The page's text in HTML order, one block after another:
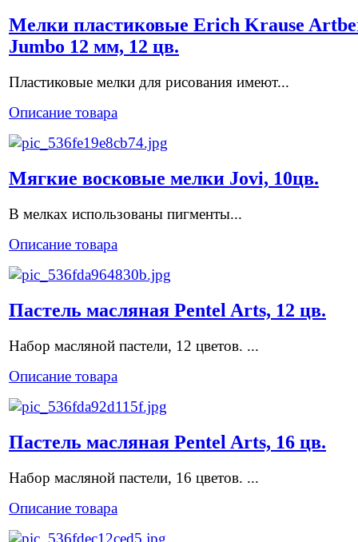
Мелки пластиковые Erich Krause
Jumbo 12 мм, 12 цв.
Пластиковые мелки для рисования имеют...
Описание товара
Мягкие восковые мелки Jovi, 10цв.
В мелках использованы пигменты...
Описание товара
Пастель масляная Pentel Arts, 12 цв.
Набор масляной пастели, 12 цветов. ...
Описание товара
Пастель масляная Pentel Arts, 16 цв.
Набор масляной пастели, 16 цветов. ...
Описание товара